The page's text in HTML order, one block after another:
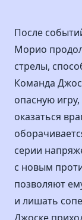
После
Морио
стрелы,
Команда
опасную
оказаться
серии
с новым
позволяют
и лишать